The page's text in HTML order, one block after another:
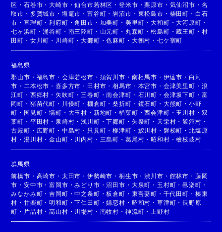
区 ・石巻市 ・大崎市 ・仙台市若林区 ・登米市 ・栗原市 ・ 気仙沼市 ・ 名
取市 ・ 多賀城市 ・ 塩竈市 ・富谷町 ・岩沼市 ・ 東松島市 ・ 柴田町 ・ 白石
市 ・ 亘理町 ・利府町 ・角田市 ・ 加美町 ・ 美里町 ・大和町 ・大河原町 ・
七ヶ浜町 ・涌谷町 ・ 南三陸町 ・ 山元町 ・ 丸森町 ・松島町 ・蔵王町 ・ 村
田町 ・ 女川町 ・ 川崎町 ・大郷町 ・色麻町 ・ 大衡村 ・ 七ケ宿町
福島県
郡山市 ・ 福島市 ・ 会津若松市 ・ 須賀川市 ・ 南相馬市 ・ 伊達市 ・ 白河
市 ・ 二本松市 ・喜多方市 ・ 田村市 ・相馬市 ・ 本宮市 ・ 会津美里町 ・ 浪
江町 ・ 西郷村 ・矢吹町 ・ 三春町 ・南会津町 ・ 石川町 ・ 会津坂下町 ・ 富
岡町 ・ 猪苗代町 ・ 川俣町 ・棚倉町 ・桑折町 ・ 鏡石町 ・ 大熊町 ・ 小野
町 ・ 国見町 ・塙町 ・ 大玉村 ・ 新地町 ・楢葉町 ・西会津町 ・ 玉川村 ・ 双
葉町 ・ 平田村 ・ 泉崎村 ・浅川町 ・下郷町 ・ 矢祭町 ・ 天栄村 ・飯舘村 ・
古殿町 ・ 広野町 ・ 中島村 ・ 只見町 ・柳津町 ・ 鮫川村 ・ 磐梯町 ・ 北塩原
村 ・湯川村 ・金山町 ・ 川内村 ・ 三島町 ・ 葛尾村 ・昭和村 ・檜枝岐村
群馬県
前橋市 ・ 高崎市 ・ 太田市 ・伊勢崎市 ・桐生市 ・渋川市 ・ 館林市 ・ 藤岡
市 ・安中市 ・富岡市 ・みどり市 ・沼田市 ・ 大泉町 ・ 玉村町 ・邑楽町 ・
みなかみ町 ・吉岡町 ・中之条町 ・板倉町 ・ 東吾妻町 ・ 千代田町 ・ 榛東
村 ・甘楽町 ・明和町 ・下仁田町 ・嬬恋村 ・ 昭和村 ・ 草津町 ・長野原
町 ・ 片品村 ・高山村 ・ 川場村 ・ 南牧村 ・ 神流町 ・ 上野村